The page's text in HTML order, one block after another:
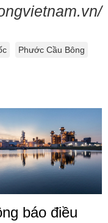
Phước Cầu Bông
báo điều